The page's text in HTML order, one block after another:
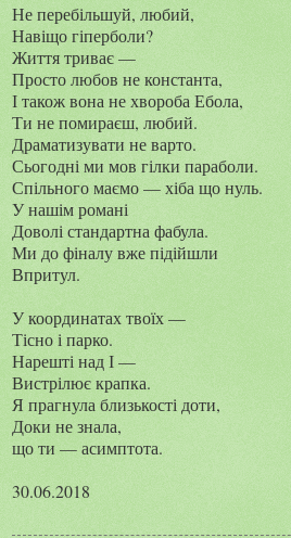
Не перебільшуй, любий,
Навіщо гіперболи?
Життя триває —
Просто любов не константа,
І також вона не хвороба Ебола,
Ти не помираєш, любий.
Драматизувати не варто.
Сьогодні ми мов гілки параболи.
Спільного маємо — хіба що нуль.
У нашім романі
Доволі стандартна фабула.
Ми до фіналу вже підійшли
Впритул.
У координатах твоїх —
Тісно і парко.
Нарешті над І —
Вистрілює крапка.
Я прагнула близькості доти,
Доки не знала,
що ти — асимптота.
30.06.2018